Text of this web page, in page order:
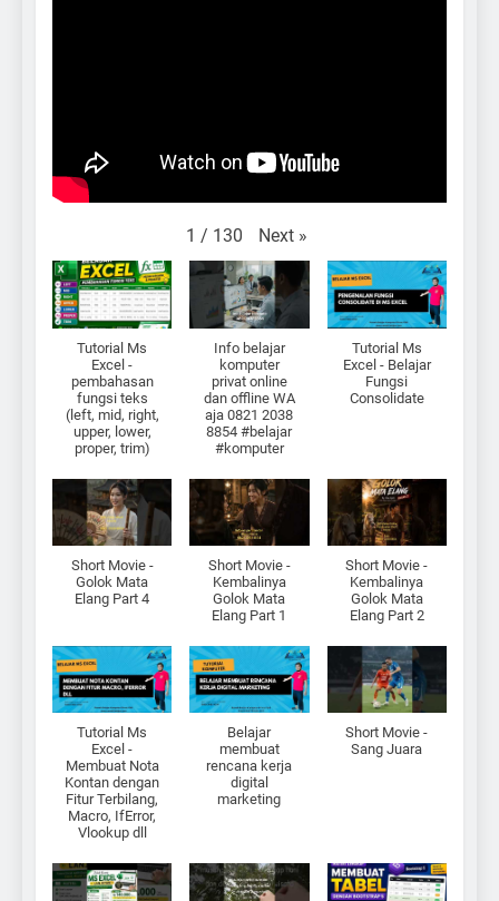
1 / 130 Next »
Tutorial Ms
Excel -
pembahasan
fungsi teks
(left, mid, right,
upper, lower,
proper, trim)
Info belajar
komputer
privat online
dan offline WA
aja 0821 2038
8854 #belajar
#komputer
Tutorial Ms
Excel - Belajar
Fungsi
Consolidate
Short Movie -
Golok Mata
Elang Part 4
Short Movie -
Kembalinya
Golok Mata
Elang Part 1
Short Movie -
Kembalinya
Golok Mata
Elang Part 2
Tutorial Ms
Excel -
Membuat Nota
Kontan dengan
Fitur Terbilang,
Macro, IfError,
Vlookup dll
Belajar
membuat
rencana kerja
digital
marketing
Short Movie -
Sang Juara